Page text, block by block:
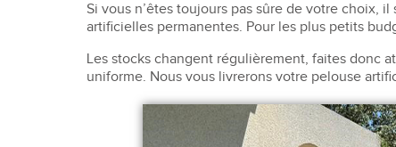
Si vous n’êtes toujours pas sûre de votre choix,
artificielles permanentes. Pour les plus petits
Les stocks changent régulièrement, faites donc
uniforme. Nous vous livrerons votre pelouse